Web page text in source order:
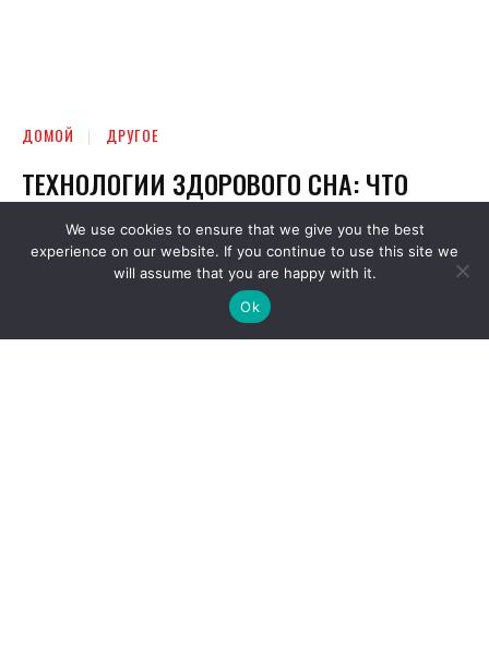
We use cookies to ensure that we give you the best
experience on our website. If you continue to use this site we
will assume that you are happy with it.
Ok